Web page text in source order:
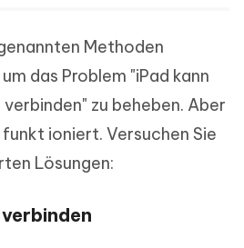
Methoden
das Problem "iPad kann
zu beheben. Aber
ioniert. Versuchen Sie
Lösungen: